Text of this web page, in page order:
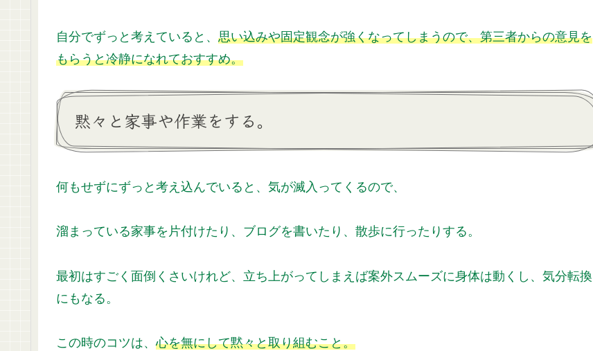
自分でずっと考えていると、 思い込みや固定観念が強くなってしまうので、第三者からの意見を
もらうと冷静になれておすすめ。
黙々と家事や作業をする。
何もせずにずっと考え込んでいると、気が滅入ってくるので、
溜まっている家事を片付けたり、ブログを書いたり、散歩に行ったりする。
最初はすごく面倒くさいけれど、立ち上がってしまえば案外スムーズに身体は動くし、気分転換
にもなる。
この時のコツは、心を無にして黙々と取り組むこと。